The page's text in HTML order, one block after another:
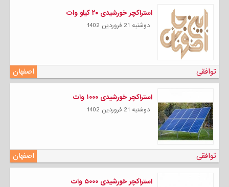
استراکچر خورشیدی ۲۰ کیلو وات
دوشنبه 21 فروردين 1402
اصفهان توافقی
استراکچر خورشیدی ۱۰۰۰ وات
دوشنبه 21 فروردين 1402
اصفهان توافقی
استراکچر خورشیدی ۵۰۰۰ وات